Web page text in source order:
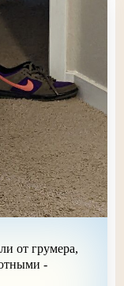
от грумера,
-